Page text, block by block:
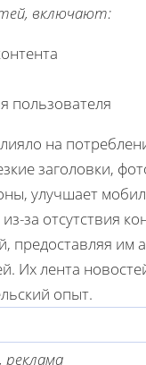
включают:
пользователя
на
заголовки,
улучшает
за отсутствия
предоставляя им
Их лента
опыт.
реклама